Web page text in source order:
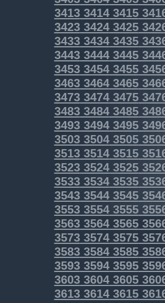
341334143415
342334243425
343334343435
344334443445
345334543455
346334643465
347334743475
348334843485
349334943495
350335043505
351335143515
352335243525
353335343535
354335443545
355335543555
356335643565
357335743575
358335843585
359335943595
360336043605
361336143615